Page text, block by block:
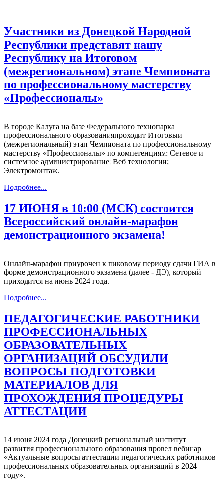
Участники из Донецкой Народной
Республики представят нашу
Республику на Итоговом
(межрегиональном) этапе Чемпионата
по профессиональному мастерству
«Профессионалы»
В городе Калуга на базе Федерального технопарка
профессионального образованияпроходит Итоговый
(межрегиональный) этап Чемпионата по профессиональному
мастерству «Профессионалы» по компетенциям: Сетевое и
системное администрирование; Веб технологии;
Электромонтаж.
Подробнее...
17 ИЮНЯ в 10:00 (МСК) состоится
Всероссийский онлайн-марафон
демонстрационного экзамена!
Онлайн-марафон приурочен к пиковому периоду сдачи ГИА в
форме демонстрационного экзамена (далее - ДЭ), который
приходится на июнь 2024 года.
Подробнее...
ПЕДАГОГИЧЕСКИЕ РАБОТНИКИ
ПРОФЕССИОНАЛЬНЫХ
ОБРАЗОВАТЕЛЬНЫХ
ОРГАНИЗАЦИЙ ОБСУДИЛИ
ВОПРОСЫ ПОДГОТОВКИ
МАТЕРИАЛОВ ДЛЯ
ПРОХОЖДЕНИЯ ПРОЦЕДУРЫ
АТТЕСТАЦИИ
14 июня 2024 года Донецкий региональный институт
развития профессионального образования провел вебинар
«Актуальные вопросы аттестации педагогических работников
профессиональных образовательных организаций в 2024
году».